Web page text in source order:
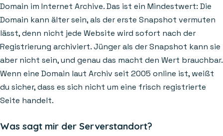
Domain im Internet Archive. Das ist ein Mindestwert: Die
Domain kann älter sein, als der erste Snapshot vermuten
lässt, denn nicht jede Website wird sofort nach der
Registrierung archiviert. Jünger als der Snapshot kann sie
aber nicht sein, und genau das macht den Wert brauchbar.
Wenn eine Domain laut Archiv seit 2005 online ist, weißt
du sicher, dass es sich nicht um eine frisch registrierte
Seite handelt.
Was sagt mir der Serverstandort?